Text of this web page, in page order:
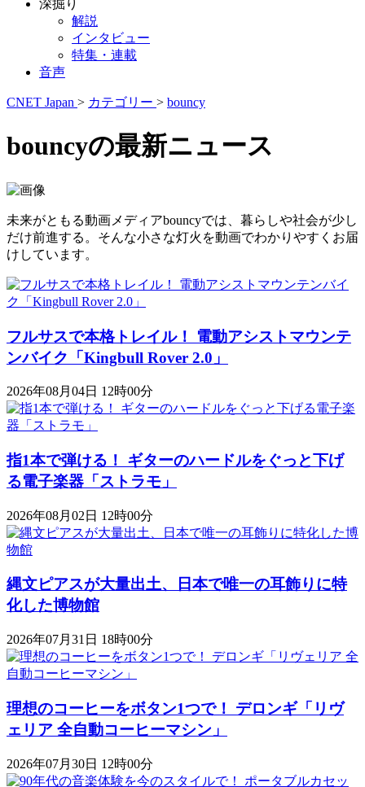
深掘り
解説
インタビュー
特集・連載
音声
CNET Japan > カテゴリー > bouncy
bouncyの最新ニュース
未来がともる動画メディアbouncyでは、暮らしや社会が少し
だけ前進する。そんな小さな灯火を動画でわかりやすくお届
けしています。
フルサスで本格トレイル！ 電動アシストマウンテ
ンバイク「Kingbull Rover 2.0」
2026年08月04日 12時00分
指1本で弾ける！ ギターのハードルをぐっと下げ
る電子楽器「ストラモ」
2026年08月02日 12時00分
縄文ピアスが大量出土、日本で唯一の耳飾りに特
化した博物館
2026年07月31日 18時00分
理想のコーヒーをボタン1つで！ デロンギ「リヴ
ェリア 全自動コーヒーマシン」
2026年07月30日 12時00分